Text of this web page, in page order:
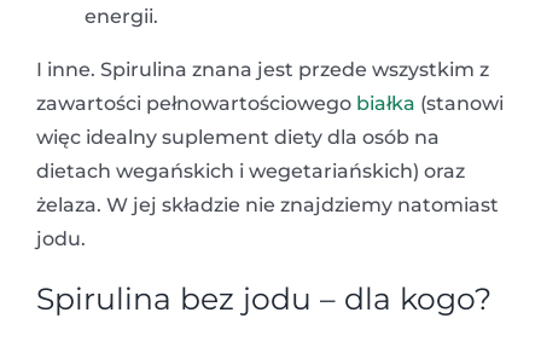
energii.
I inne. Spirulina znana jest przede wszystkim z
zawartości pełnowartościowego białka (stanowi
więc idealny suplement diety dla osób na
dietach wegańskich i wegetariańskich) oraz
żelaza. W jej składzie nie znajdziemy natomiast
jodu.
Spirulina bez jodu – dla kogo?